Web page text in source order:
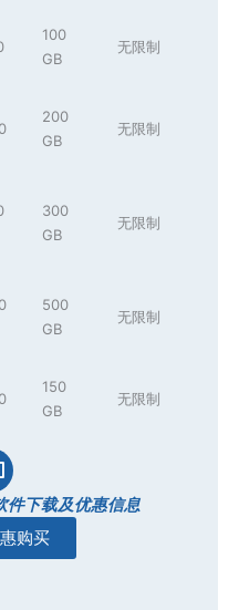
100
GB
无限制
200
GB
无限制
300
GB
无限制
500
GB
无限制
150
GB
无限制
件下载及优惠信息
购买